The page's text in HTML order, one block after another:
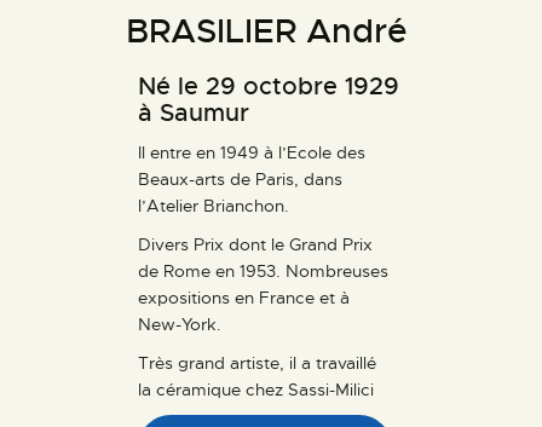
LES ARTISTES
GALERIES
MARCHANDES
DOCUMENTATION
CONTACT
BRASILIER André
Né le 29 octobre 1929
à Saumur
Il entre en 1949 à l’Ecole des
Beaux-arts de Paris, dans
l’Atelier Brianchon.
Divers Prix dont le Grand Prix
de Rome en 1953. Nombreuses
expositions en France et à
New-York.
Très grand artiste, il a travaillé
la céramique chez Sassi-Milici